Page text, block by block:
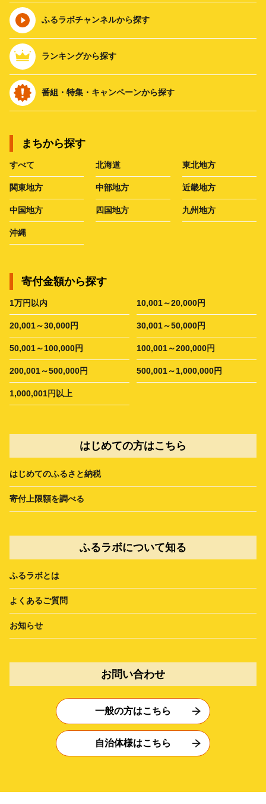
ふるラボチャンネルから探す
ランキングから探す
番組・特集・キャンペーンから探す
まちから探す
すべて 北海道 東北地方
関東地方 中部地方 近畿地方
中国地方 四国地方 九州地方
沖縄
寄付金額から探す
1万円以内 10,001～20,000円
20,001～30,000円 30,001～50,000円
50,001～100,000円 100,001～200,000円
200,001～500,000円 500,001～1,000,000円
1,000,001円以上
はじめての方はこちら
はじめてのふるさと納税
寄付上限額を調べる
ふるラボについて知る
ふるラボとは
よくあるご質問
お知らせ
お問い合わせ
一般の方はこちら
自治体様はこちら